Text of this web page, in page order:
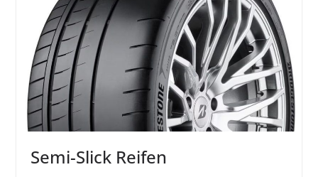
Semi-Slick Reifen